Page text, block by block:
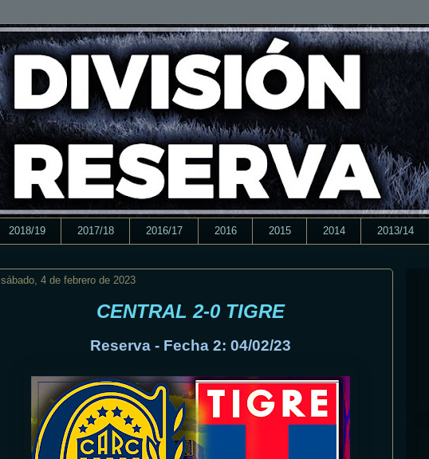
2018/19 2017/18 2016/17 2016 2015 2014 2013/14
sábado, 4 de febrero de 2023
CENTRAL 2-0 TIGRE
Reserva - Fecha 2: 04/02/23